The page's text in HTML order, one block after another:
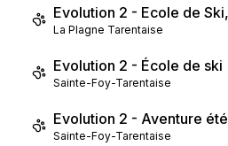
La Plagne Tarentaise
Evolution 2 - École de ski
Sainte-Foy-Tarentaise
Evolution 2 - Aventure été
Sainte-Foy-Tarentaise